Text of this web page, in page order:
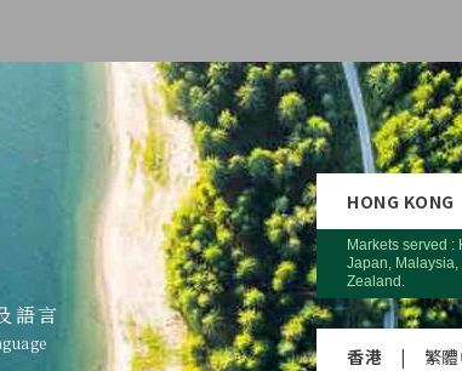
語言
HONG KONG
Markets served
Japan,
Zealand.
香港 | 繁